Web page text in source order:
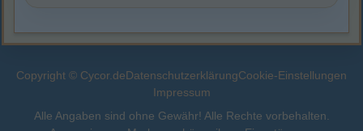
Copyright © Cycor.deDatenschutzerklärungCookie-Einstellungen
Impressum
Alle Angaben sind ohne Gewähr! Alle Rechte vorbehalten.